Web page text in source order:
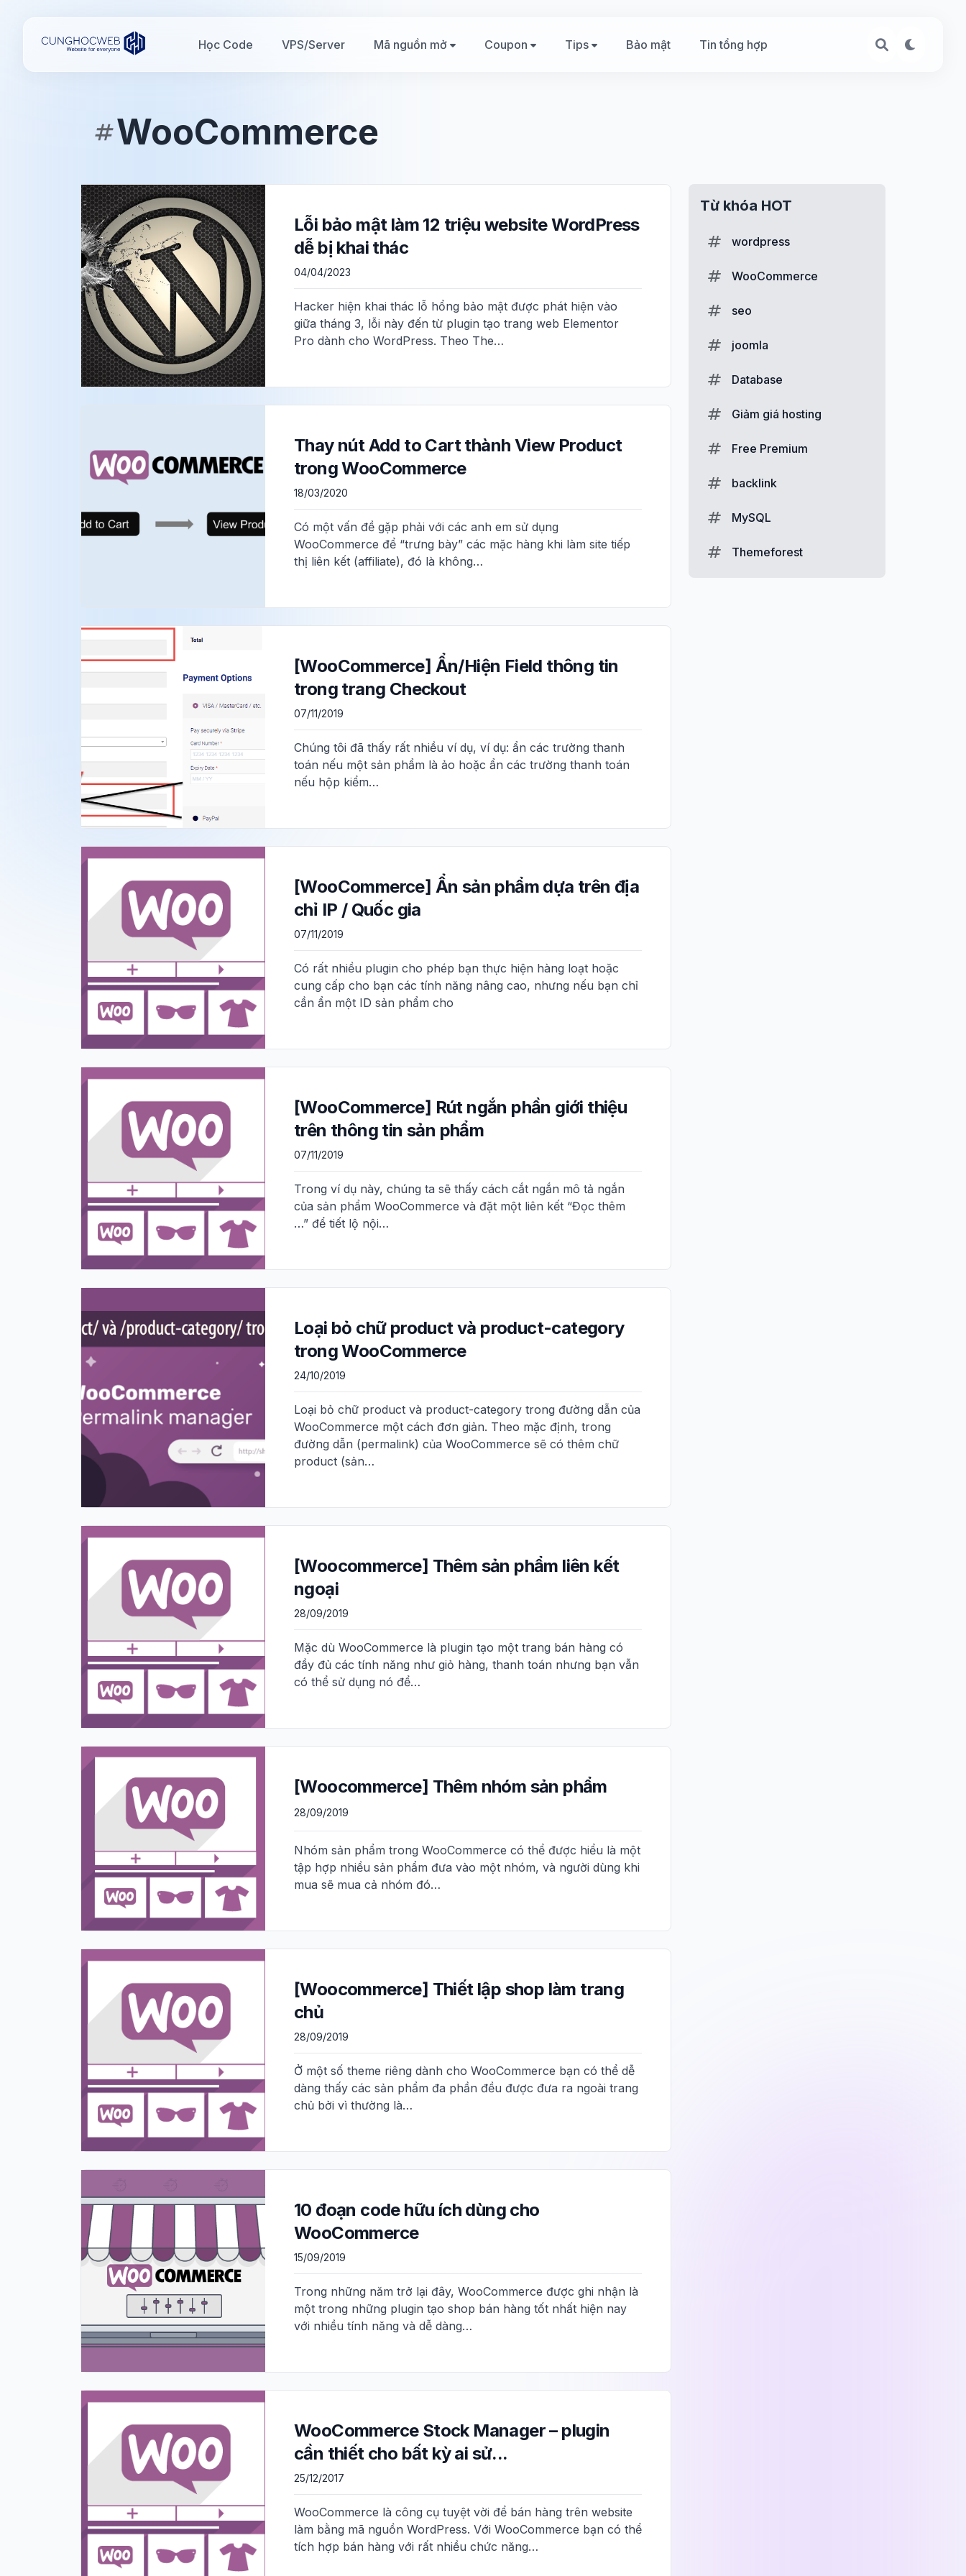
Học Code VPS/Server Mã nguồn mở Coupon Tips Bảo mật Tin tổng hợp
WooCommerce
Lỗi bảo mật làm 12 triệu website WordPress
dễ bị khai thác
04/04/2023
Hacker hiện khai thác lỗ hổng bảo mật được phát hiện vào
giữa tháng 3, lỗi này đến từ plugin tạo trang web Elementor
Pro dành cho WordPress. Theo The…
Thay nút Add to Cart thành View Product
trong WooCommerce
18/03/2020
Có một vấn đề gặp phải với các anh em sử dụng
WooCommerce để “trưng bày” các mặc hàng khi làm site tiếp
thị liên kết (affiliate), đó là không…
[WooCommerce] Ẩn/Hiện Field thông tin
trong trang Checkout
07/11/2019
Chúng tôi đã thấy rất nhiều ví dụ, ví dụ: ẩn các trường thanh
toán nếu một sản phẩm là ảo hoặc ẩn các trường thanh toán
nếu hộp kiểm…
[WooCommerce] Ẩn sản phẩm dựa trên địa
chỉ IP / Quốc gia
07/11/2019
Có rất nhiều plugin cho phép bạn thực hiện hàng loạt hoặc
cung cấp cho bạn các tính năng nâng cao, nhưng nếu bạn chỉ
cần ẩn một ID sản phẩm cho
[WooCommerce] Rút ngắn phần giới thiệu
trên thông tin sản phẩm
07/11/2019
Trong ví dụ này, chúng ta sẽ thấy cách cắt ngắn mô tả ngắn
của sản phẩm WooCommerce và đặt một liên kết “Đọc thêm
…” để tiết lộ nội…
Loại bỏ chữ product và product-category
trong WooCommerce
24/10/2019
Loại bỏ chữ product và product-category trong đường dẫn của
WooCommerce một cách đơn giản. Theo mặc định, trong
đường dẫn (permalink) của WooCommerce sẽ có thêm chữ
product (sản…
[Woocommerce] Thêm sản phẩm liên kết
ngoại
28/09/2019
Mặc dù WooCommerce là plugin tạo một trang bán hàng có
đầy đủ các tính năng như giỏ hàng, thanh toán nhưng bạn vẫn
có thể sử dụng nó để…
[Woocommerce] Thêm nhóm sản phẩm
28/09/2019
Nhóm sản phẩm trong WooCommerce có thể được hiểu là một
tập hợp nhiều sản phẩm đưa vào một nhóm, và người dùng khi
mua sẽ mua cả nhóm đó…
[Woocommerce] Thiết lập shop làm trang
chủ
28/09/2019
Ở một số theme riêng dành cho WooCommerce bạn có thể dễ
dàng thấy các sản phẩm đa phần đều được đưa ra ngoài trang
chủ bởi vì thường là…
10 đoạn code hữu ích dùng cho
WooCommerce
15/09/2019
Trong những năm trở lại đây, WooCommerce được ghi nhận là
một trong những plugin tạo shop bán hàng tốt nhất hiện nay
với nhiều tính năng và dễ dàng…
WooCommerce Stock Manager – plugin
cần thiết cho bất kỳ ai sử...
25/12/2017
WooCommerce là công cụ tuyệt vời để bán hàng trên website
làm bằng mã nguồn WordPress. Với WooCommerce bạn có thể
tích hợp bán hàng với rất nhiều chức năng…
Từ khóa HOT
wordpress
WooCommerce
seo
joomla
Database
Giảm giá hosting
Free Premium
backlink
MySQL
Themeforest